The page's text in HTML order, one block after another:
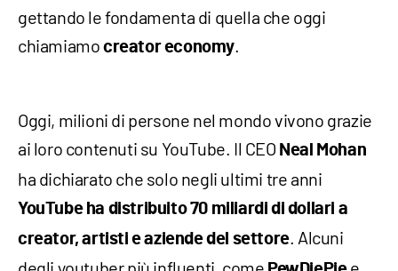
gettando le fondamenta di quella che oggi
chiamiamo creator economy
Oggi, milioni di persone nel mondo vivono grazie
ai loro contenuti su YouTube. Il CEO Neal Mohan
ha dichiarato che solo negli ultimi tre anni
YouTube ha distribuito 70 miliardi di dollari a
creator, artisti e aziende del settore. Alcuni